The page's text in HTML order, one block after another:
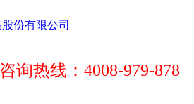
询热线：4008-979-878